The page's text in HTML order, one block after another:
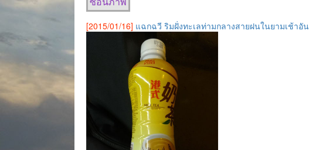
[2015/01/16] แฉกฉวี ริมฝั่งทะเลท่ามกลางสายฝนในยามเช้าอัน